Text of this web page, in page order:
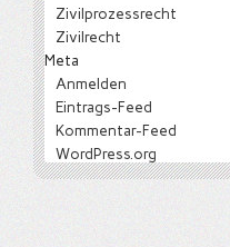
Zivilprozessrecht
Zivilrecht
Meta
Anmelden
Eintrags-Feed
Kommentar-Feed
WordPress.org